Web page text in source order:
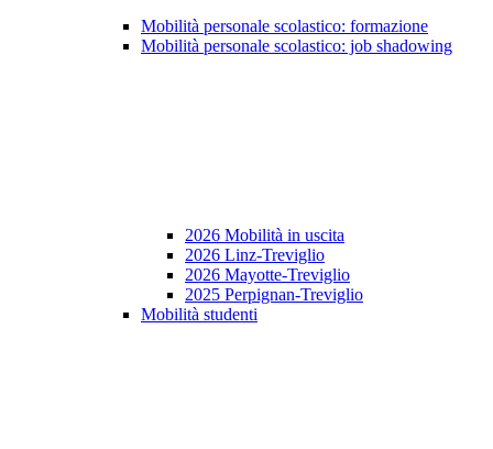
Mobilità personale scolastico: formazione
Mobilità personale scolastico: job shadowing
2026 Mobilità in uscita
2026 Linz-Treviglio
2026 Mayotte-Treviglio
2025 Perpignan-Treviglio
Mobilità studenti